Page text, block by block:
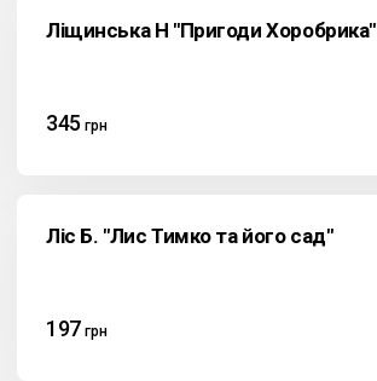
Ліщинська Н "Пригоди Хоробрика"
345 грн
Ліс Б. "Лис Тимко та його сад"
197 грн